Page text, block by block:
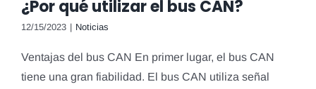
Noticias
Spanish
¿Por qué utilizar el bus CAN?
12/15/2023 | Noticias
Ventajas del bus CAN En primer lugar, el bus CAN
tiene una gran fiabilidad. El bus CAN utiliza señal